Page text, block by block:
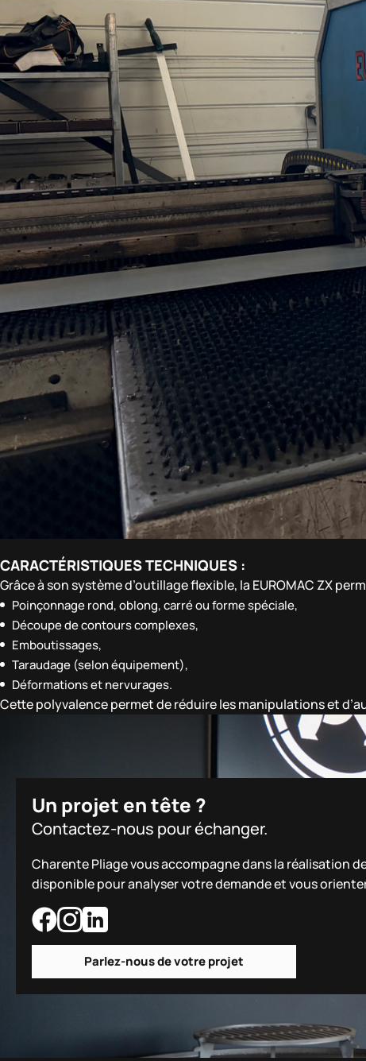
CARACTÉRISTIQUES TECHNIQUES :
Grâce à son système d’outillage flexible, la EUROMAC ZX
Poinçonnage rond, oblong, carré ou forme spéciale,
Découpe de contours complexes,
Emboutissages,
Taraudage (selon équipement),
Déformations et nervurages.
Cette polyvalence permet de réduire les manipulations et
Un projet en tête ?
Contactez-nous pour échanger.
Charente Pliage vous accompagne dans la réalisation
disponible pour analyser votre demande et vous
Parlez-nous de votre projet